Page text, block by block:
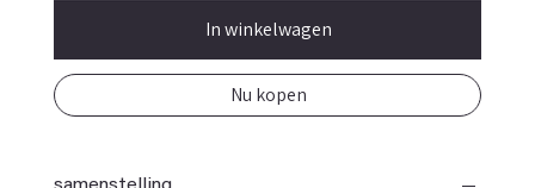
In winkelwagen
Nu kopen